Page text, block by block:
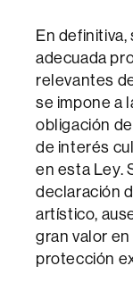
En definitiva,
adecuada
relevantes
se impone a
obligación
de interés
en esta Ley.
declaración
artístico,
gran valor
protección